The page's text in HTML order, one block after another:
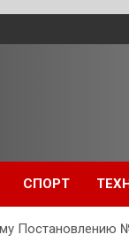
СПОРТ
Постановлению